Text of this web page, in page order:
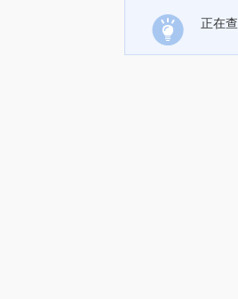
正在